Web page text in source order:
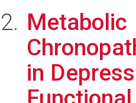
Metabolic
in